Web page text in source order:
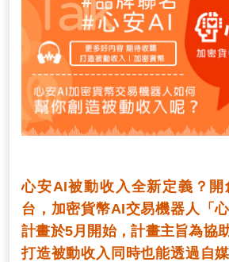
心安AI被動收入全新定義？
台，加密貨幣AI交易機器人「
計畫於5月開始，計畫主旨為協
打造被動收入同時也能透過自